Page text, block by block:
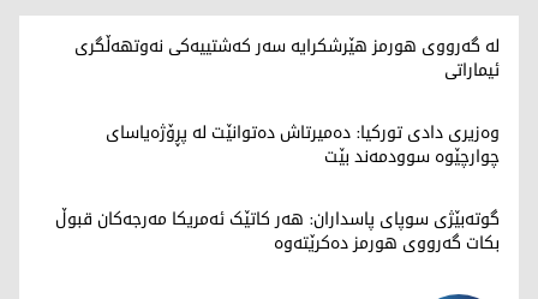
لە گەرووی هورمز هێرشکرایە سەر کەشتییەکی نەوتهەڵگری
ئیماراتی
وەزیری دادی تورکیا: دەمیرتاش دەتوانێت لە پڕۆژەیاسای
چوارچێوە سوودمەند بێت
گوتەبێژی سوپای پاسداران: هەر کاتێک ئەمریکا مەرجەکان قبوڵ
بکات گەرووی هورمز دەکرێتەوە